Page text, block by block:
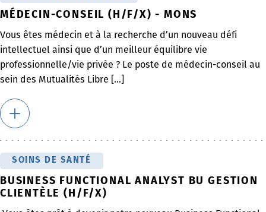
MÉDECIN-CONSEIL (H/F/X) - MONS
Vous êtes médecin et à la recherche d’un nouveau défi
intellectuel ainsi que d’un meilleur équilibre vie
professionnelle/vie privée ? Le poste de médecin-conseil au
sein des Mutualités Libre [...]
SOINS DE SANTÉ
BUSINESS FUNCTIONAL ANALYST BU GESTION
CLIENTÈLE (H/F/X)